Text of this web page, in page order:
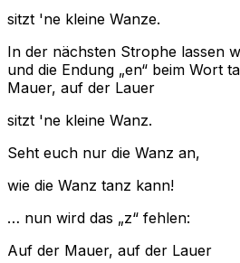
sitzt 'ne kleine Wanze.
In der nächsten Strophe lassen
und die Endung „en“ beim Wort
Mauer, auf der Lauer
sitzt 'ne kleine Wanz.
Seht euch nur die Wanz an,
wie die Wanz tanz kann!
… nun wird das „z“ fehlen:
Auf der Mauer, auf der Lauer